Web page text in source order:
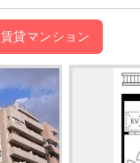
賃貸マンション